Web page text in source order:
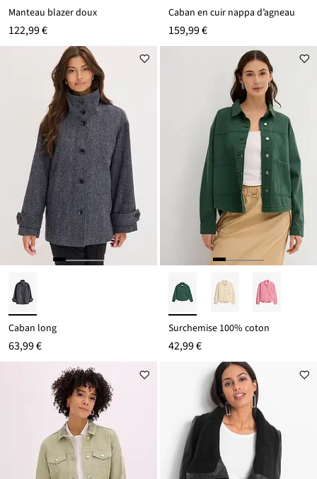
Manteau blazer doux
122,99 €
Caban en cuir nappa d’agneau
159,99 €
Caban long
63,99 €
Surchemise 100% coton
42,99 €